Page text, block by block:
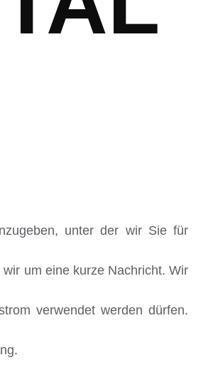
unter der wir Sie für
um eine kurze Nachricht. Wir
verwendet werden dürfen.